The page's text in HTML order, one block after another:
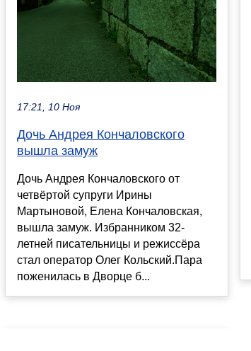
17:21, 10 Ноя
Дочь Андрея Кончаловского
вышла замуж
Дочь Андрея Кончаловского от
четвёртой супруги Ирины
Мартыновой, Елена Кончаловская,
вышла замуж. Избранником 32-
летней писательницы и режиссёра
стал оператор Олег Кольский.Пара
поженилась в Дворце б...